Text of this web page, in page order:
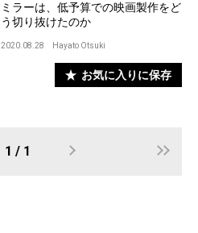
ミラーは、低予算での映画製作をど
う切り抜けたのか
2020.08.28 Hayato Otsuki
お気に入りに保存
1 / 1